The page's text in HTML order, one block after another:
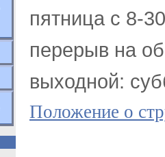
пятница с 8-
перерыв на
выходной:
Положение о